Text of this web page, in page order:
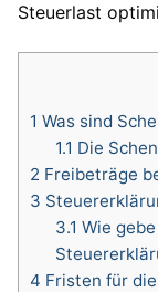
Steuerlast
1 Was sind
1.1 Die
2 Freibeträge
3
3.1 Wie
4 Fristen für